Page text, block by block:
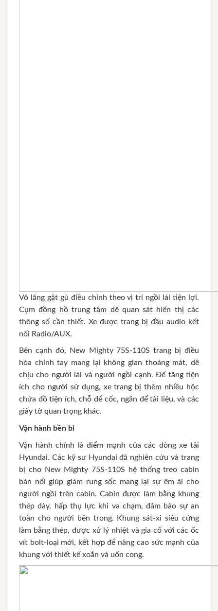
Vô lăng gật gù điều chỉnh theo vị trí ngồi lái tiện lợi.
Cụm đồng hồ trung tâm dễ quan sát hiển thị các
thông số cần thiết. Xe được trang bị đầu audio kết
nối Radio/AUX.
Bên cạnh đó, New Mighty 75S-110S trang bị điều
hòa chỉnh tay mang lại không gian thoáng mát, dễ
chịu cho người lái và người ngồi cạnh. Để tăng tiện
ích cho người sử dụng, xe trang bị thêm nhiều hộc
chứa đồ tiện ích, chỗ để cốc, ngăn để tài liệu, và các
giấy tờ quan trọng khác.
Vận hành bền bỉ
Vận hành chính là điểm mạnh của các dòng xe tải
Hyundai. Các kỹ sư Hyundai đã nghiên cứu và trang
bị cho New Mighty 75S-110S hệ thống treo cabin
bán nổi giúp giảm rung sốc mang lại sự êm ái cho
người ngồi trên cabin. Cabin được làm bằng khung
thép dày, hấp thụ lực khi va chạm, đảm bảo sự an
toàn cho người bên trong. Khung sát-xi siêu cứng
làm bằng thép, được xử lý nhiệt và gia cố với các ốc
vít bolt-loại mới, kết hợp để nâng cao sức mạnh của
khung với thiết kế xoắn và uốn cong.